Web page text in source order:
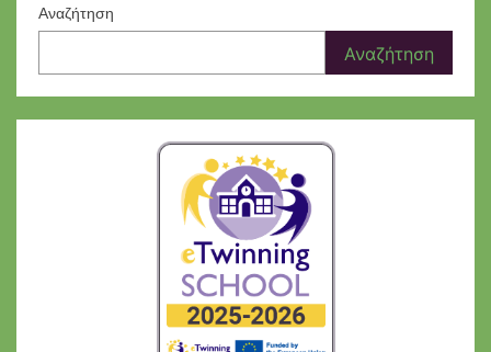
Αναζήτηση
Αναζήτηση